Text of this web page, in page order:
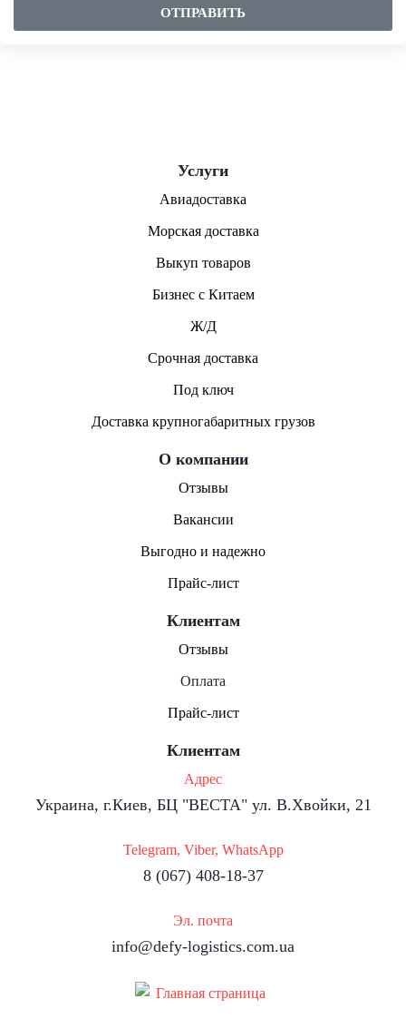
ОТПРАВИТЬ
Услуги
Авиадоставка
Морская доставка
Выкуп товаров
Бизнес с Китаем
Ж/Д
Срочная доставка
Под ключ
Доставка крупногабаритных грузов
О компании
Отзывы
Вакансии
Выгодно и надежно
Прайс-лист
Клиентам
Отзывы
Оплата
Прайс-лист
Клиентам
Адрес
Украина, г.Киев, БЦ "ВЕСТА" ул. В.Хвойки, 21
Telegram, Viber, WhatsApp
8 (067) 408-18-37
Эл. почта
info@defy-logistics.com.ua